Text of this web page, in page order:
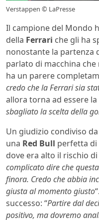
Verstappen © LaPresse
Il campione del Mondo
della Ferrari che gli ha
nonostante la partenza
parlato di macchina
ha un parere
credo che la Ferrari sia
allora torna ad essere la
sbagliato la scelta della
Un giudizio condiviso
una Red Bull perfetta di
dove era alto il rischio
complicato dire che
finora. Credo che abbia
giusta al momento giusto
successo: “Partire dal
positivo, ma dovremo